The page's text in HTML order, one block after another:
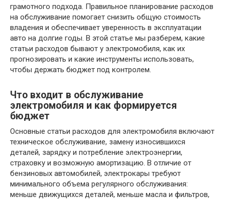
грамотного подхода. Правильное планирование расходов
на обслуживание помогает снизить общую стоимость
владения и обеспечивает уверенность в эксплуатации
авто на долгие годы. В этой статье мы разберем, какие
статьи расходов бывают у электромобиля, как их
прогнозировать и какие инструменты использовать,
чтобы держать бюджет под контролем.
Что входит в обслуживание
электромобиля и как формируется
бюджет
Основные статьи расходов для электромобиля включают
техническое обслуживание, замену износившихся
деталей, зарядку и потребление электроэнергии,
страховку и возможную амортизацию. В отличие от
бензиновых автомобилей, электрокары требуют
минимального объема регулярного обслуживания:
меньше движущихся деталей, меньше масла и фильтров,